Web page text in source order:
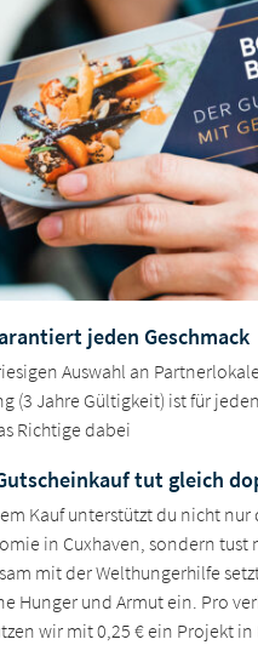
jeden Geschmack
Auswahl an
(3 Jahre Gültigkeit) ist für
Richtige dabei
tut gleich
Kauf unterstützt du nicht nur
in Cuxhaven, sondern tust
mit der Welthungerhilfe
Hunger und Armut ein. Pro
wir mit 0,25 € ein Projekt